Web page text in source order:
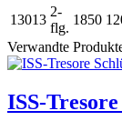
13013
2-
flg.
1850
Verwandte
ISS-